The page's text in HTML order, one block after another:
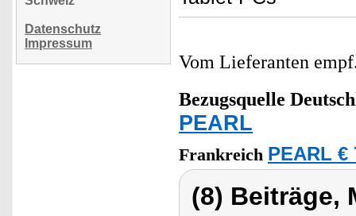
Datenschutz
Impressum
Vom Lieferanten
Bezugsquelle
PEARL
Frankreich PEARL €
(8) Beiträge,